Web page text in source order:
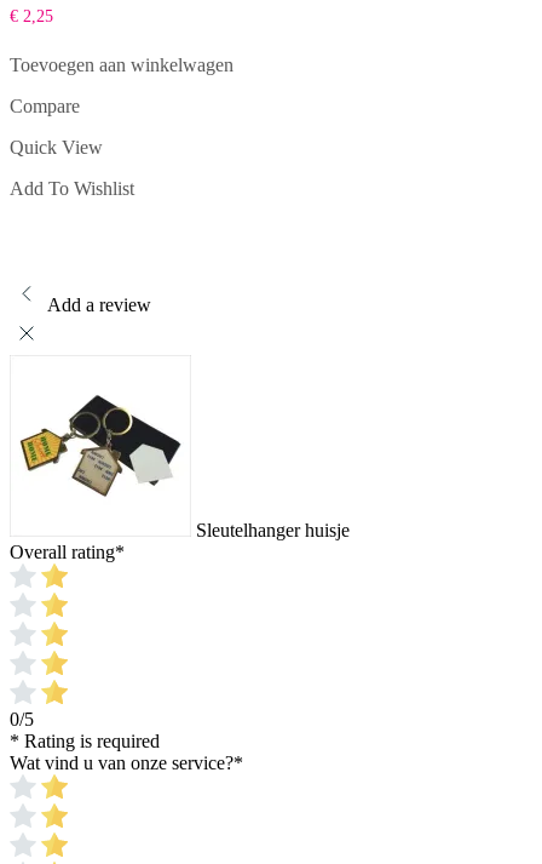
€ 2,25
Toevoegen aan winkelwagen
Compare
Quick View
Add To Wishlist
Add a review
Sleutelhanger huisje
Overall rating*
0/5
* Rating is required
Wat vind u van onze service?*